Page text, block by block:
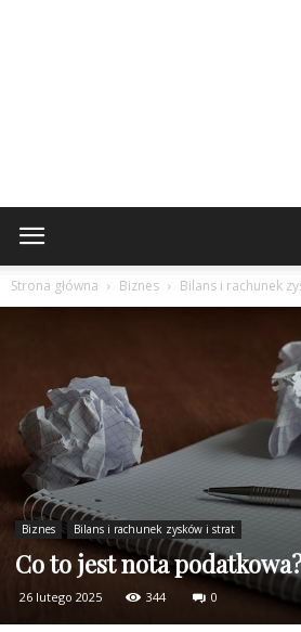
Strona główna Biznes Bilans i rachunek
Biznes Bilans i rachunek zysków i strat
Co to jest nota
26 lutego 2025 344 0